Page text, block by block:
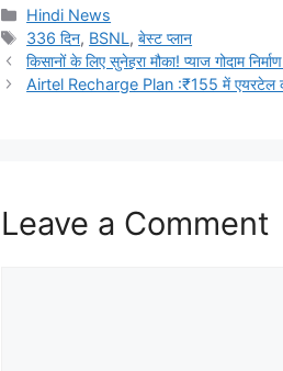
Categories
Hindi News
Tags
336 दिन, BSNL,बेस्ट प्लान
किसानों के लिए सुनेहरा मौका! प्याज गोदाम
Airtel Recharge Plan :₹155 में एयरटेल
Leave a Comment